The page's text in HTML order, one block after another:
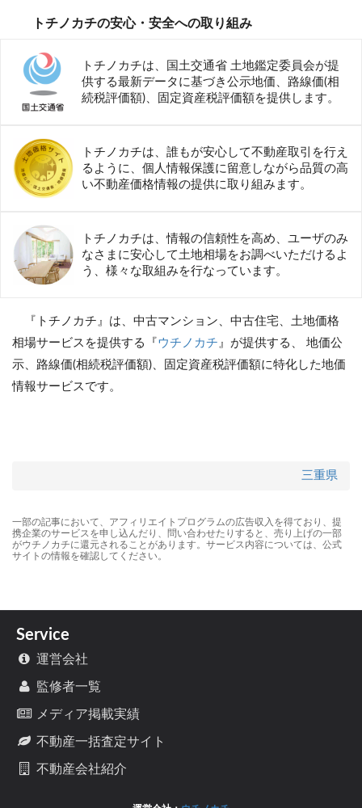
トチノカチの安心・安全への取り組み
トチノカチは、国土交通省 土地鑑定委員会が提
供する最新データに基づき公示地価、路線価(相
続税評価額)、固定資産税評価額を提供します。
トチノカチは、誰もが安心して不動産取引を行え
るように、個人情報保護に留意しながら品質の高
い不動産価格情報の提供に取り組みます。
トチノカチは、情報の信頼性を高め、ユーザのみ
なさまに安心して土地相場をお調べいただけるよ
う、様々な取組みを行なっています。
『トチノカチ』は、中古マンション、中古住宅、土地価格
相場サービスを提供する『 ウチノカチ 』が提供する、 地価公
示、路線価(相続税評価額)、固定資産税評価額に特化した地価
情報サービスです。
三重県
一部の記事において、アフィリエイトプログラムの広告収入を得ており、提
携企業のサービスを申し込んだり、問い合わせたりすると、売り上げの一部
がウチノカチに還元されることがあります。サービス内容については、公式
サイトの情報を確認してください。
Service
運営会社
監修者一覧
メディア掲載実績
不動産一括査定サイト
不動産会社紹介